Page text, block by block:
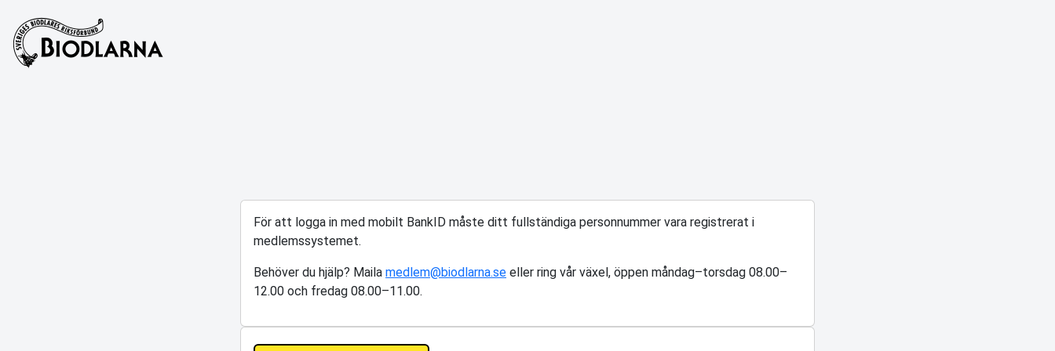
För att logga in med mobilt BankID måste ditt fullständiga personnummer vara registrerat i
medlemssystemet.
Behöver du hjälp? Maila medlem@biodlarna.se eller ring vår växel, öppen måndag–torsdag 08.00–
12.00 och fredag 08.00–11.00.